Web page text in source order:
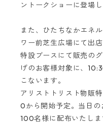
ントークショーに登場し
また、ひたちなかエネ
ワー前芝生広場にて出
特設ブースにて販売の
げのお客様対象に、
こないます。
アリストトリスト物販
0から開始予定。当日
100名様に配布いたしま